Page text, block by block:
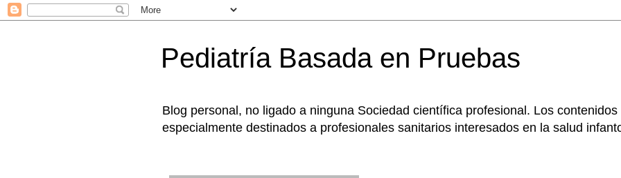
Pediatría Basada en Pruebas
Blog personal, no ligado a ninguna Sociedad científica profesional. Los
especialmente destinados a profesionales sanitarios interesados en la salud